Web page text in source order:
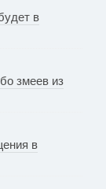
в
змеев из
в